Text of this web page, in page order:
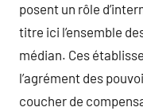
posent un rôle
titre ici l’ensemble
médian. Ces
l’agrément des
coucher de